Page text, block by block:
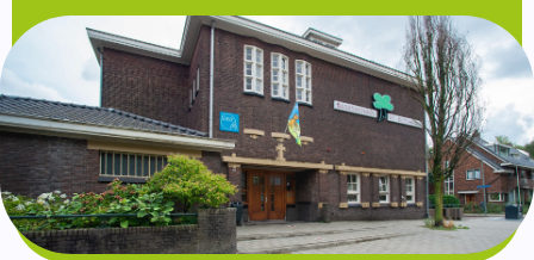
Schoolgids
Gezonde school
Kinderopvang
BSO
Routebeschrijving